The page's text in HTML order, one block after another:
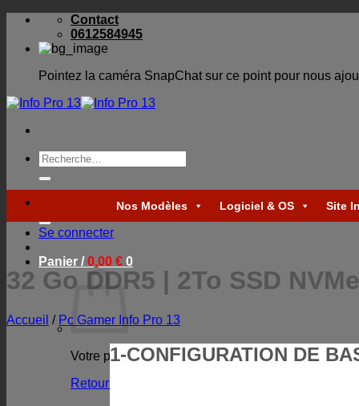
Skip
content
Contact
0612584945
Pointez la caméra SnapChat sur ce point pour nous
Recherche
pour :
Se connecter
Panier /0,00 € 0
Votre panier est vide.
Retour à la boutique
Nos Modèles Logiciel & OS Site
32 Go DDR5 | 2To SSD
Accueil / Pc Gamer Info Pro 13
1-CONFIGURATION DE